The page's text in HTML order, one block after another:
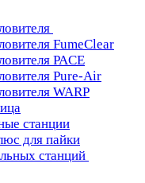
FumeClear
PACE
Pure-Air
WARP
станции
для пайки
станций